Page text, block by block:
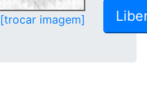
[trocar imagem]